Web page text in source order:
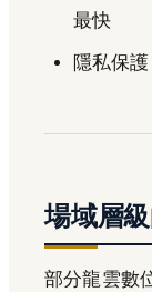
最快
隱私保
場域層
部分龍雲數